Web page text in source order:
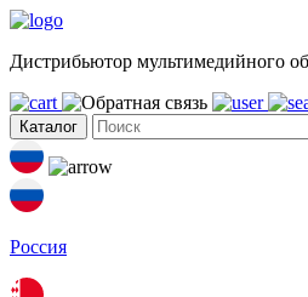
Дистрибьютор мультимедийного
Каталог
Россия